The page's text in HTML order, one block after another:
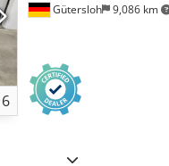
6
Gütersloh 9,086 km